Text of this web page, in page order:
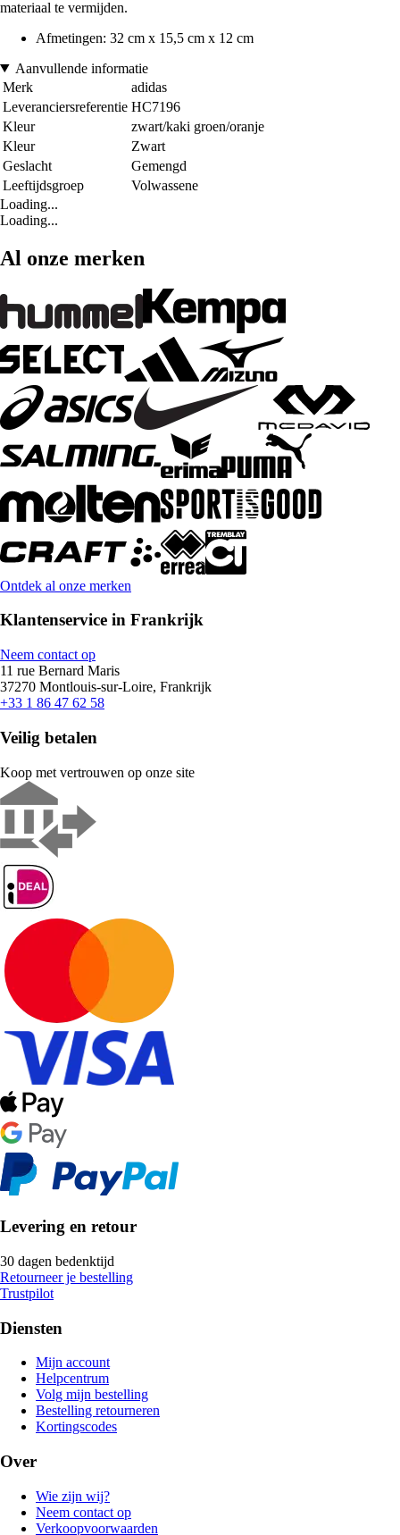
materiaal te vermijden.
Afmetingen: 32 cm x 15,5 cm x 12 cm
Aanvullende informatie
Merk
adidas
Leveranciersreferentie HC7196
Kleur
zwart/kaki groen/oranje
Kleur
Zwart
Geslacht
Gemengd
Leeftijdsgroep
Volwassene
Loading...
Loading...
Al onze merken
Ontdek al onze merken
Klantenservice in Frankrijk
Neem contact op
11 rue Bernard Maris
37270 Montlouis-sur-Loire, Frankrijk
+33 1 86 47 62 58
Veilig betalen
Koop met vertrouwen op onze site
Levering en retour
30 dagen bedenktijd
Retourneer je bestelling
Trustpilot
Diensten
Mijn account
Helpcentrum
Volg mijn bestelling
Bestelling retourneren
Kortingscodes
Over
Wie zijn wij?
Neem contact op
Verkoopvoorwaarden